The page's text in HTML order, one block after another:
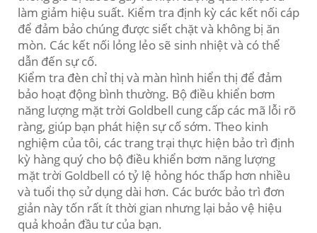
làm giảm hiệu suất. Kiểm tra định kỳ các kết nối cáp
để đảm bảo chúng được siết chặt và không bị ăn
mòn. Các kết nối lỏng lẻo sẽ sinh nhiệt và có thể
dẫn đến sự cố.
Kiểm tra đèn chỉ thị và màn hình hiển thị để đảm
bảo hoạt động bình thường. Bộ điều khiển bơm
năng lượng mặt trời Goldbell cung cấp các mã lỗi rõ
ràng, giúp bạn phát hiện sự cố sớm. Theo kinh
nghiệm của tôi, các trang trại thực hiện bảo trì định
kỳ hàng quý cho bộ điều khiển bơm năng lượng
mặt trời Goldbell có tỷ lệ hỏng hóc thấp hơn nhiều
và tuổi thọ sử dụng dài hơn. Các bước bảo trì đơn
giản này tốn rất ít thời gian nhưng lại bảo vệ hiệu
quả khoản đầu tư của bạn.